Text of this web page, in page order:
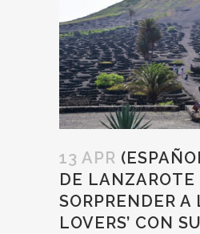
13 APR
DE LANZAROTE
SORPRENDER A
LOVERS’ CON